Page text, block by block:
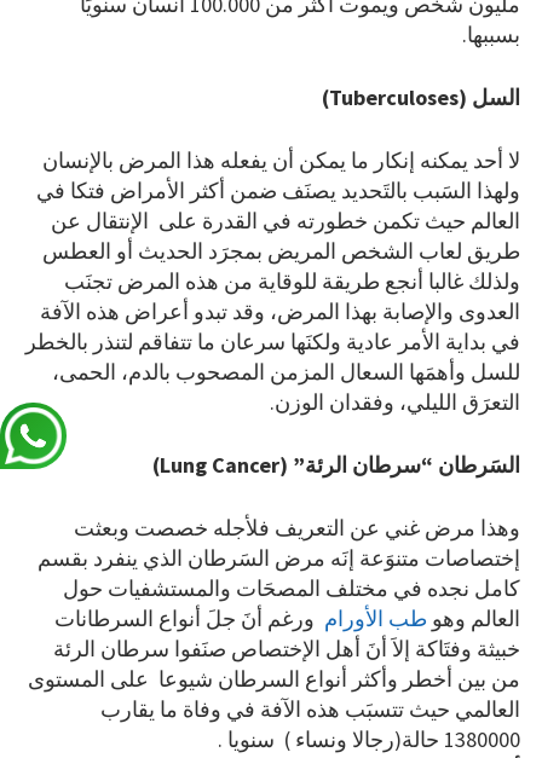
بسببها.
السل (Tuberculoses)
لا أحد يمكنه إنكار ما يمكن أن يفعله هذا المرض بالإنسان
ولهذا السَبب بالتَحديد يصنَف ضمن أكثر الأمراض فتكا في
العالم حيث تكمن خطورته في القدرة على الإنتقال عن
طريق لعاب الشخص المريض بمجرَد الحديث أو العطس
ولذلك غالبا أنجع طريقة للوقاية من هذه المرض تجنَب
العدوى والإصابة بهذا المرض، وقد تبدو أعراض هذه الآفة
في بداية الأمر عادية ولكنَها سرعان ما تتفاقم لتنذر بالخطر
للسل وأهمَها السعال المزمن المصحوب بالدم، الحمى،
التعرَق الليلي، وفقدان الوزن.
السَرطان “سرطان الرئة” (Lung Cancer)
وهذا مرض غني عن التعريف فلأجله خصصت وبعثت
إختصاصات متنوَعة إنَه مرض السَرطان الذي ينفرد بقسم
كامل نجده في مختلف المصحَات والمستشفيات حول
العالم وهو طب الأورام ورغم أنَ جلَ أنواع السرطانات
خبيثة وفتَاكة إلاَ أنَ أهل الإختصاص صنَفوا سرطان الرئة
من بين أخطر وأكثر أنواع السرطان شيوعا على المستوى
العالمي حيث تتسبَب هذه الآفة في وفاة ما يقارب
1380000 حالة(رجالا ونساء ) سنويا .